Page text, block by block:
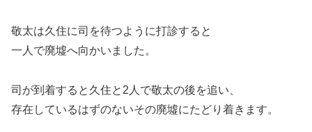
敬太は久住に司を待つように打診すると
一人で廃墟へ向かいました。
司が到着すると久住と2人で敬太の後を追い、
存在しているはずのないその廃墟にたどり着きます。